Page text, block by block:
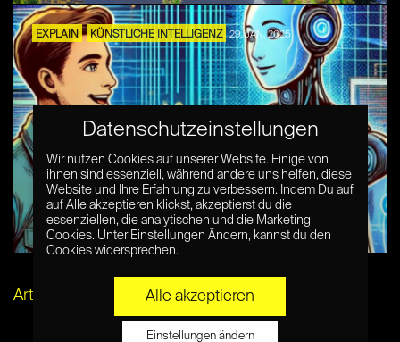
EXPLAIN KÜNSTLICHE INTELLIGENZ 29. JAN. 2025
Was ist DeepSeek?
Artikel per E-Mail verschicken
Datenschutzeinstellungen
Wir nutzen Cookies auf unserer Website. Einige von
ihnen sind essenziell, während andere uns helfen, diese
Website und Ihre Erfahrung zu verbessern. Indem Du auf
auf Alle akzeptieren klickst, akzeptierst du die
essenziellen, die analytischen und die Marketing-
Cookies. Unter Einstellungen Ändern, kannst du den
Cookies widersprechen.
Alle akzeptieren
Einstellungen ändern